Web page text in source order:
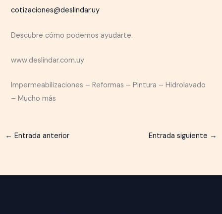
cotizaciones@deslindar.uy
Descubre cómo podemos ayudarte.
www.deslindar.com.uy
Impermeabilizaciones – Reformas – Pintura – Hidrolavado
– Mucho más
← Entrada anterior Entrada siguiente →